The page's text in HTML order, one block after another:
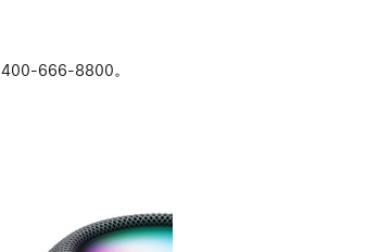
400-666-8800。